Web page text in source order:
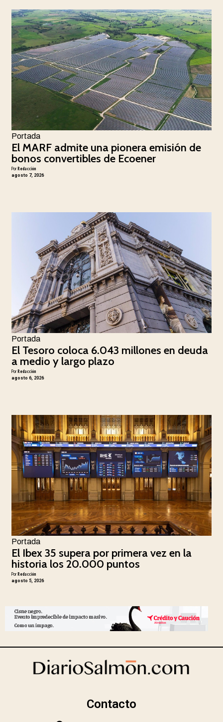
Portada
El MARF admite una pionera emisión de
bonos convertibles de Ecoener
PorRedacción
agosto 7, 2026
Portada
El Tesoro coloca 6.043 millones en deuda
a medio y largo plazo
PorRedacción
agosto 6, 2026
Portada
El Ibex 35 supera por primera vez en la
historia los 20.000 puntos
PorRedacción
agosto 5, 2026
Contacto